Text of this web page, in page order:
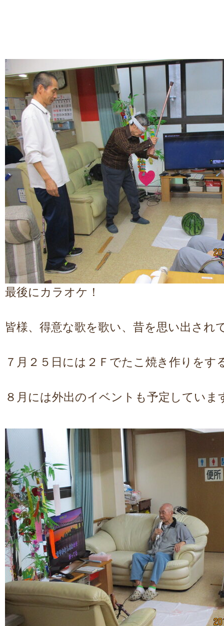
最後にカラオケ！
皆様、得意な歌を歌い、昔を思い出され
７月２５日には２Ｆでたこ焼き作りをす
８月には外出のイベントも予定していま